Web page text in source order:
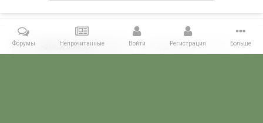
Поделиться Подписчики 0
Форумы Непрочитанные Войти Регистрация Больше